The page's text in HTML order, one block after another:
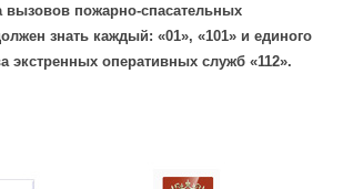
вызовов пожарно-спасательных
знать каждый: «01», «101» и единого
экстренных оперативных служб «112».